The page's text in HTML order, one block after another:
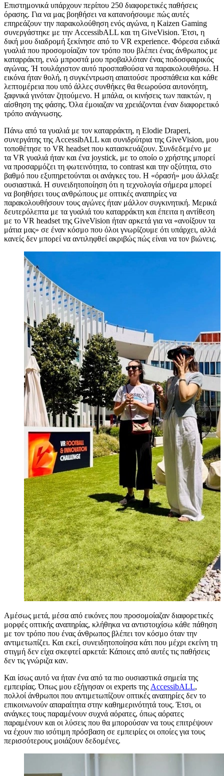
Επιστημονικά υπάρχουν περίπου 250 διαφορετικές παθήσεις
όρασης. Για να μας βοηθήσει να κατανοήσουμε πώς αυτές
επηρεάζουν την παρακολούθηση ενός αγώνα, η Kaizen Gaming
συνεργάστηκε με την AccessibALL και τη GiveVision. Έτσι, η
δική μου διαδρομή ξεκίνησε από το VR experience. Φόρεσα ειδικά
γυαλιά που προσομοίαζαν τον τρόπο που βλέπει ένας άνθρωπος με
καταρράκτη, ενώ μπροστά μου προβαλλόταν ένας ποδοσφαιρικός
αγώνας. Ή τουλάχιστον αυτό προσπαθούσα να παρακολουθήσω. Η
εικόνα ήταν θολή, η συγκέντρωση απαιτούσε προσπάθεια και κάθε
λεπτομέρεια που υπό άλλες συνθήκες θα θεωρούσα αυτονόητη,
ξαφνικά γινόταν ζητούμενο. Η μπάλα, οι κινήσεις των παικτών, η
αίσθηση της φάσης. Όλα έμοιαζαν να χρειάζονται έναν διαφορετικό
τρόπο ανάγνωσης.
Πάνω από τα γυαλιά με τον καταρράκτη, η Elodie Draperi,
συνεργάτης της AccessibALL και συνιδρύτρια της GiveVision, μου
τοποθέτησε το VR headset που κατασκευάζουν. Συνδεδεμένο με
τα VR γυαλιά ήταν και ένα joystick, με το οποίο ο χρήστης μπορεί
να προσαρμόζει τη φωτεινότητα, το contrast και την οξύτητα, στο
βαθμό που εξυπηρετούνται οι ανάγκες του. Η «όρασή» μου άλλαξε
ουσιαστικά. Η συνειδητοποίηση ότι η τεχνολογία σήμερα μπορεί
να βοηθήσει τους ανθρώπους με οπτικές αναπηρίες να
παρακολουθήσουν τους αγώνες ήταν μάλλον συγκινητική. Μερικά
δευτερόλεπτα με τα γυαλιά του καταρράκτη και έπειτα η αντίθεση
με το VR headset της GiveVision ήταν αρκετά για να «ανοίξουν τα
μάτια μας» σε έναν κόσμο που όλοι γνωρίζουμε ότι υπάρχει, αλλά
κανείς δεν μπορεί να αντιληφθεί ακριβώς πώς είναι να τον βιώνεις.
Αμέσως μετά, μέσα από εικόνες που προσομοίαζαν διαφορετικές
μορφές οπτικής αναπηρίας, κλήθηκα να αντιστοιχίσω κάθε πάθηση
με τον τρόπο που ένας άνθρωπος βλέπει τον κόσμο όταν την
αντιμετωπίζει. Και εκεί, συνειδητοποίησα κάτι που μέχρι εκείνη τη
στιγμή δεν είχα σκεφτεί αρκετά: Κάποιες από αυτές τις παθήσεις
δεν τις γνώριζα καν.
Και ίσως αυτό να ήταν ένα από τα πιο ουσιαστικά σημεία της
εμπειρίας. Όπως μου εξήγησαν οι experts της AccessibALL,
πολλοί άνθρωποι που αντιμετωπίζουν οπτικές αναπηρίες δεν το
επικοινωνούν απαραίτητα στην καθημερινότητά τους. Έτσι, οι
ανάγκες τους παραμένουν συχνά αόρατες, όπως αόρατες
παραμένουν και οι λύσεις που θα μπορούσαν να τους επιτρέψουν
να έχουν πιο ισότιμη πρόσβαση σε εμπειρίες οι οποίες για τους
περισσότερους μοιάζουν δεδομένες.